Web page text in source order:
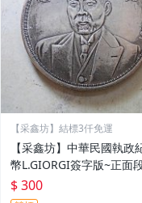
【采鑫坊】結標3仟免運
【采鑫坊】中華民國執政
幣L.GIORGI簽字版~正面
瑞背面刻和平
$ 300